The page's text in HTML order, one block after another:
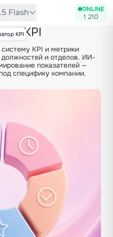
Flash ONLINE
1 210
KPIKPI
KPI и метрики
и отделов. ИИ-
показателей —
специфику компании.